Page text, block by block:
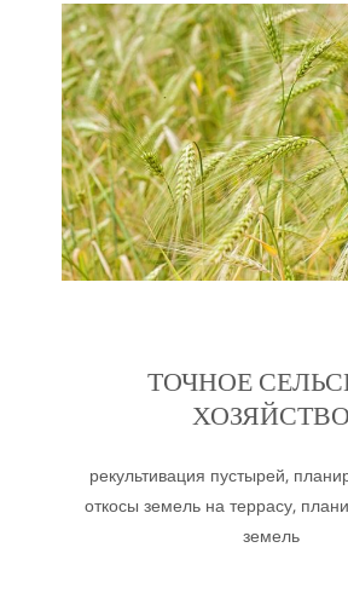
ТОЧНОЕ
ХОЗЯЙСТВО
рекультивация пустырей,
откосы земель на террасу,
земель